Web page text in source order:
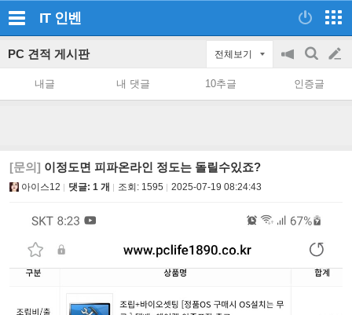
IT 인벤
PC 견적 게시판 전체보기
공
on/off
검
색
글
쓰
내글 내 댓글 10추글 인증글
[문의] 이정도면 피파온라인 정도는 돌릴수있죠?
아이스12 댓글: 1 개 조회: 1595 2025-07-19 08:24:43